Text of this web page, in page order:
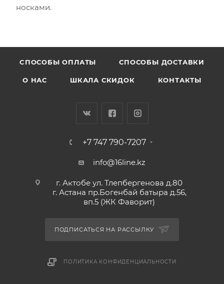
носками.
CПОСОБЫ ОПЛАТЫ СПОСОБЫ ДОСТАВКИ
О НАС ШКАЛА СКИДОК КОНТАКТЫ
+7 747 790-7207
info@16line.kz
г. Актобе ул. Тлепбергенова д.80
г. Астана пр.Богенбай батыра д.56,
вп.5 (ЖК Фаворит)
ПОДПИСАТЬСЯ НА РАССЫЛКУ
ПОЛИТИКА КОНФИДЕНЦИАЛЬНОСТИ